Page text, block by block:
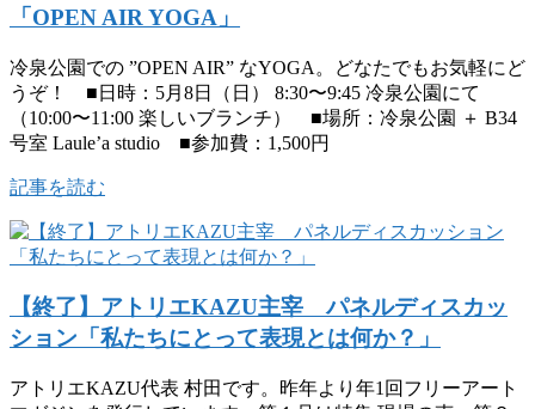
「OPEN AIR YOGA」
冷泉公園での ”OPEN AIR” なYOGA。どなたでもお気軽にど
うぞ！ ■日時：5月8日（日） 8:30〜9:45 冷泉公園にて
（10:00〜11:00 楽しいブランチ） ■場所：冷泉公園 ＋ B34
号室 Laule’a studio ■参加費：1,500円
記事を読む
【終了】アトリエKAZU主宰 パネルディスカッ
ション「私たちにとって表現とは何か？」
アトリエKAZU代表 村田です。昨年より年1回フリーアート